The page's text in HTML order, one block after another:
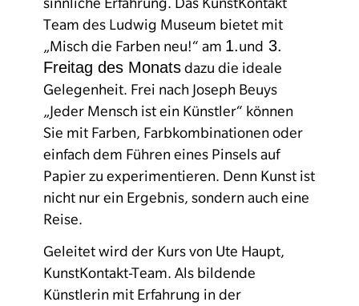
Team des Ludwig Museum bietet mit
„Misch die Farben neu!“ am 1.und 3.
Freitag des Monatsdazu die ideale
Gelegenheit. Frei nach Joseph Beuys
„Jeder Mensch ist ein Künstler“ können
Sie mit Farben, Farbkombinationen oder
einfach dem Führen eines Pinsels auf
Papier zu experimentieren. Denn Kunst ist
nicht nur ein Ergebnis, sondern auch eine
Reise.
Geleitet wird der Kurs von Ute Haupt,
KunstKontakt-Team. Als bildende
Künstlerin mit Erfahrung in der